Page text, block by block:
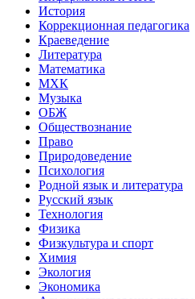
История
Коррекционная педагогика
Краеведение
Литература
Математика
МХК
Музыка
ОБЖ
Обществознание
Право
Природоведение
Психология
Родной язык и литература
Русский язык
Технология
Физика
Физкультура и спорт
Химия
Экология
Экономика